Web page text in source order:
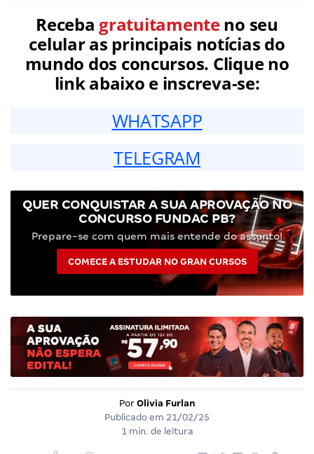
Receba gratuitamenteno seu
celular as principais notícias do
mundo dos concursos. Clique no
link abaixo e inscreva-se:
WHATSAPP
TELEGRAM
QUER CONQUISTAR A SUA APROVAÇÃO NO
CONCURSO FUNDAC PB?
Prepare-se com quem mais entende do assunto!
COMECE A ESTUDAR NO GRAN CURSOS
Por Olivia Furlan
Publicado em 21/02/25
1 min. de leitura